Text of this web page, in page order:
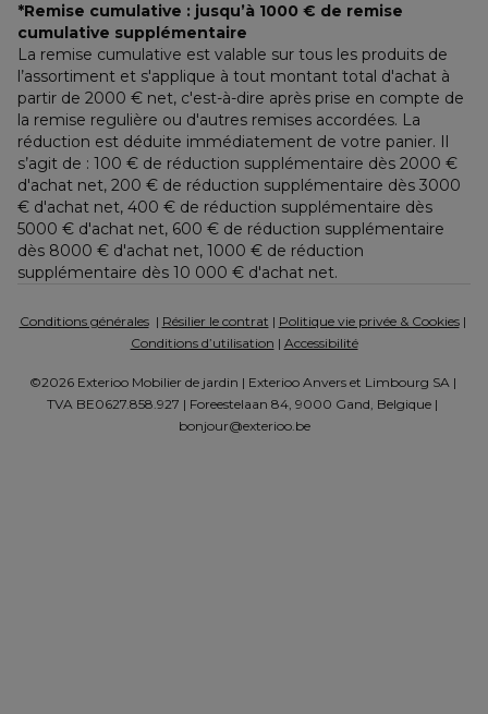
*Remise cumulative : jusqu’à 1000 € de remise
cumulative supplémentaire
La remise cumulative est valable sur tous les produits de
l’assortiment et s'applique à tout montant total d'achat à
partir de 2000 € net, c'est-à-dire après prise en compte de
la remise regulière ou d'autres remises accordées. La
réduction est déduite immédiatement de votre panier. Il
s’agit de : 100 € de réduction supplémentaire dès 2000 €
d'achat net, 200 € de réduction supplémentaire dès 3000
€ d'achat net, 400 € de réduction supplémentaire dès
5000 € d'achat net, 600 € de réduction supplémentaire
dès 8000 € d'achat net, 1000 € de réduction
supplémentaire dès 10 000 € d'achat net.
Conditions générales
  |
Résilier le contrat | Politique vie privée & Cookies
Conditions d’utilisation | Accessibilité
©2026 Exterioo Mobilier de jardin | Exterioo Anvers et Limbourg SA |
bonjour@exterioo.be